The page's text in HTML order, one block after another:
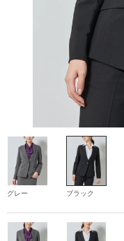
グレー ブラック